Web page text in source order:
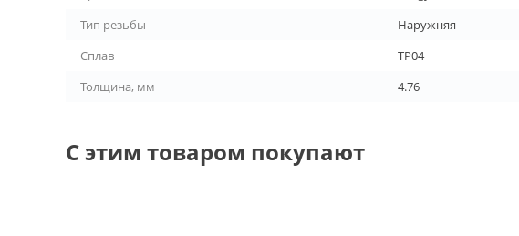
Тип резьбы
Наружняя
Сплав
TP04
Толщина, мм
4.76
С этим товаром покупают